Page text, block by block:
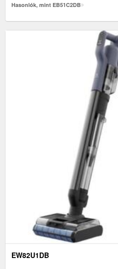
Hasonlók, mint EB51C2DB
EW82U1DB